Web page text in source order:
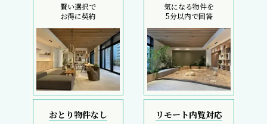
賢い選択で
お得に契約
気になる物件を
5分以内で回答
おとり物件なし リモート内覧対応